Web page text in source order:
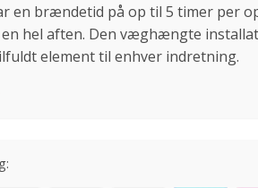
en brændetid på op til 5 timer per
hel aften. Den væghængte
element til enhver indretning.